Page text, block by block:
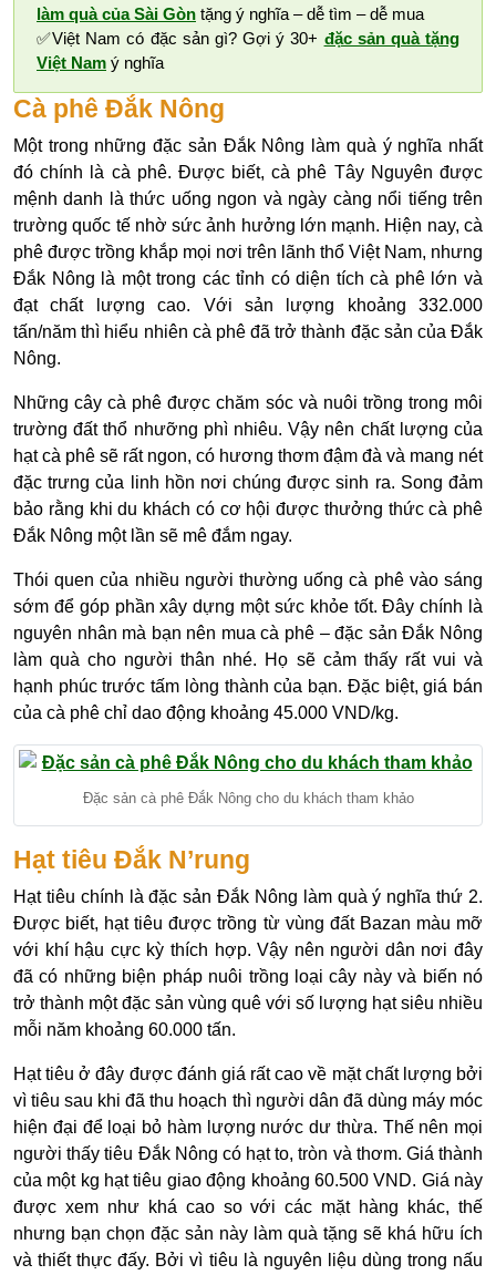
làm quà của Sài Gòn tặng ý nghĩa – dễ tìm – dễ mua
✅Việt Nam có đặc sản gì? Gợi ý 30+ đặc sản quà tặng
Việt Nam ý nghĩa
Cà phê Đắk Nông
Một trong những đặc sản Đắk Nông làm quà ý nghĩa nhất
đó chính là cà phê. Được biết, cà phê Tây Nguyên được
mệnh danh là thức uống ngon và ngày càng nổi tiếng trên
trường quốc tế nhờ sức ảnh hưởng lớn mạnh. Hiện nay, cà
phê được trồng khắp mọi nơi trên lãnh thổ Việt Nam, nhưng
Đắk Nông là một trong các tỉnh có diện tích cà phê lớn và
đạt chất lượng cao. Với sản lượng khoảng 332.000
tấn/năm thì hiểu nhiên cà phê đã trở thành đặc sản của Đắk
Nông.
Những cây cà phê được chăm sóc và nuôi trồng trong môi
trường đất thổ nhưỡng phì nhiêu. Vậy nên chất lượng của
hạt cà phê sẽ rất ngon, có hương thơm đậm đà và mang nét
đặc trưng của linh hồn nơi chúng được sinh ra. Song đảm
bảo rằng khi du khách có cơ hội được thưởng thức cà phê
Đắk Nông một lần sẽ mê đắm ngay.
Thói quen của nhiều người thường uống cà phê vào sáng
sớm để góp phần xây dựng một sức khỏe tốt. Đây chính là
nguyên nhân mà bạn nên mua cà phê – đặc sản Đắk Nông
làm quà cho người thân nhé. Họ sẽ cảm thấy rất vui và
hạnh phúc trước tấm lòng thành của bạn. Đặc biệt, giá bán
của cà phê chỉ dao động khoảng 45.000 VND/kg.
Đặc sản cà phê Đắk Nông cho du khách tham khảo
Hạt tiêu Đắk N’rung
Hạt tiêu chính là đặc sản Đắk Nông làm quà ý nghĩa thứ 2.
Được biết, hạt tiêu được trồng từ vùng đất Bazan màu mỡ
với khí hậu cực kỳ thích hợp. Vậy nên người dân nơi đây
đã có những biện pháp nuôi trồng loại cây này và biến nó
trở thành một đặc sản vùng quê với số lượng hạt siêu nhiều
mỗi năm khoảng 60.000 tấn.
Hạt tiêu ở đây được đánh giá rất cao về mặt chất lượng bởi
vì tiêu sau khi đã thu hoạch thì người dân đã dùng máy móc
hiện đại để loại bỏ hàm lượng nước dư thừa. Thế nên mọi
người thấy tiêu Đắk Nông có hạt to, tròn và thơm. Giá thành
của một kg hạt tiêu giao động khoảng 60.500 VND. Giá này
được xem như khá cao so với các mặt hàng khác, thế
nhưng bạn chọn đặc sản này làm quà tặng sẽ khá hữu ích
và thiết thực đấy. Bởi vì tiêu là nguyên liệu dùng trong nấu